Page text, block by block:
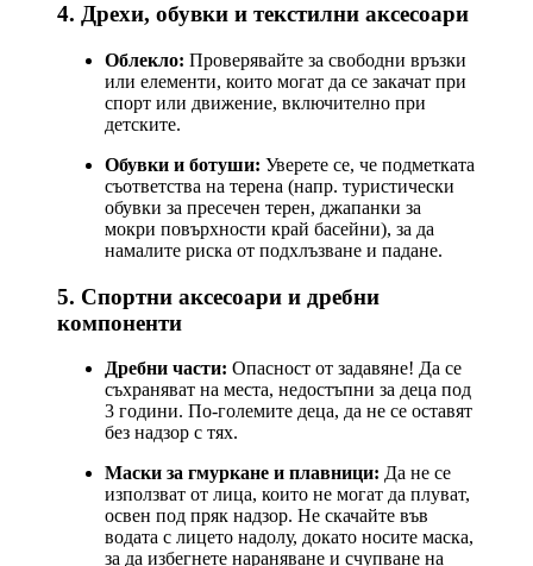
4. Дрехи, обувки и текстилни аксесоари
Облекло: Проверявайте за свободни връзки
или елементи, които могат да се закачат при
спорт или движение, включително при
детските.
Обувки и ботуши: Уверете се, че подметката
съответства на терена (напр. туристически
обувки за пресечен терен, джапанки за
мокри повърхности край басейни), за да
намалите риска от подхлъзване и падане.
5. Спортни аксесоари и дребни
компоненти
Дребни части: Опасност от задавяне! Да се
съхраняват на места, недостъпни за деца под
3 години. По-големите деца, да не се оставят
без надзор с тях.
Маски за гмуркане и плавници: Да не се
използват от лица, които не могат да плуват,
освен под пряк надзор. Не скачайте във
водата с лицето надолу, докато носите маска,
за да избегнете нараняване и счупване на